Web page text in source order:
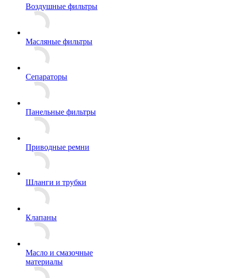
Воздушные фильтры
Масляные фильтры
Сепараторы
Панельные фильтры
Приводные ремни
Шланги и трубки
Клапаны
Масло и смазочные
материалы